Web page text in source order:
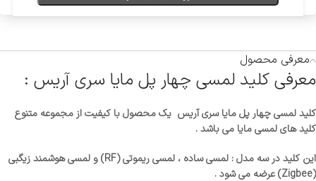
معرفی محصول
معرفی کلید لمسی چهار پل مایا سری آریس :
کلید لمسی چهار پل مایا سری آریس یک محصول با کیفیت از مجموعه متنوع
کلید های لمسی مایا می باشد .
این کلید در سه مدل : لمسی ساده ، لمسی ریموتی (RF) و لمسی هوشمند زیگبی
(Zigbee) عرضه می شود .